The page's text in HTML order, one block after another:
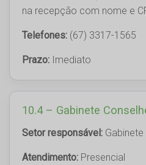
na recepção com nome e
Telefones: (67) 3317-1565
Prazo: Imediato
10.4 – Gabinete
Setor responsável:
Atendimento: Presencial